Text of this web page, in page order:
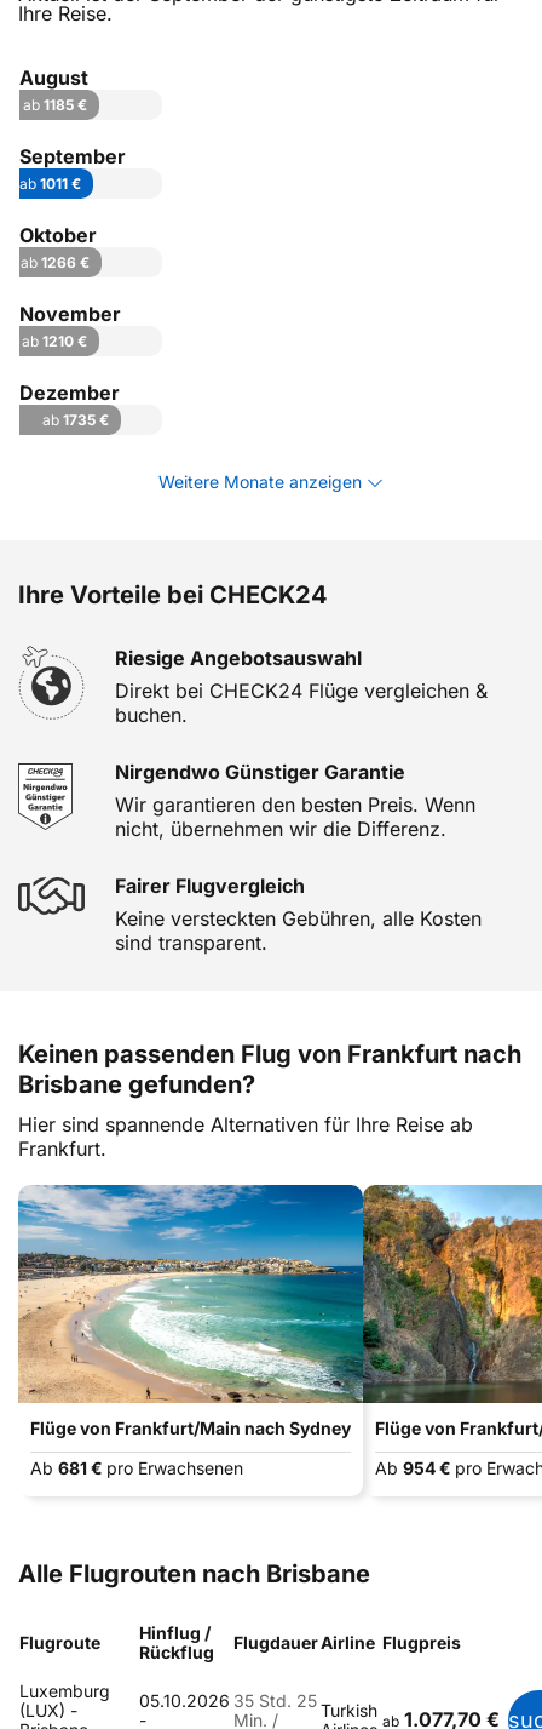
Ihre Reise.
August
ab 1185 €
September
ab 1011 €
Oktober
ab1266 €
November
ab1210 €
Dezember
ab1735 €
Weitere Monate anzeigen
Ihre Vorteile bei CHECK24
Riesige Angebotsauswahl
Direkt bei CHECK24 Flüge vergleichen &
buchen.
Nirgendwo Günstiger Garantie
Wir garantieren den besten Preis. Wenn
nicht, übernehmen wir die Differenz.
Fairer Flugvergleich
Keine versteckten Gebühren, alle Kosten
sind transparent.
Keinen passenden Flug von Frankfurt nach
Brisbane gefunden?
Hier sind spannende Alternativen für Ihre Reise ab
Frankfurt.
Flüge von Frankfurt/Main nach Sydney
Ab 681 € pro Erwachsenen
Flüge von
Ab 954 € pro
Alle Flugrouten nach Brisbane
Flugroute
Hinflug /
Rückflug
FlugdauerAirline Flugpreis
Luxemburg
(LUX) -
05.10.2026
-
35 Std. 25
Min. /
Turkish
ab 1.077,70 €